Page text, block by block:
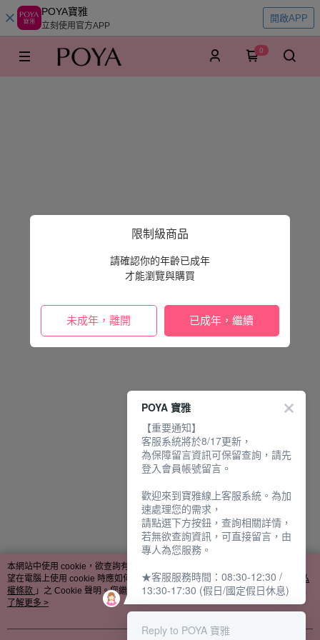
限制級商品
請確認你的年齡已成年
才能瀏覽與購買
未成年，離開 已成年，繼續
POYA寶雅
立刻使用官方APP
開啟APP
0
本網站中使用 cookie，欲查詢有關本網站使用 cookie 方式之詳情，及若您不希
望在電腦上使用 cookie 時應如何變更電腦的 cookie 設定，請參閱本網站「
隱私
權條款 」之 Cookie 聲明。您繼續使用本網站即表示您同意本公司得按本網站使
用條款之 Cookie 聲明使用 cookie。
了解更多 >
POYA 寶雅
【重要通知】
客服系統將於8/17更新，
為保障留言資訊可保留查詢，請先
登入會員帳號留言。
歡迎來到寶雅線上客服系統。為加
速處理您的需求，
請點選下方按鈕，查詢相關詳情，
若無欲查詢資訊，可直接留言，由
專人為您服務。
★客服服務時間：08:30-12:30 /
13:30-17:30 (假日/國定假日休息)
Reply to POYA 寶雅